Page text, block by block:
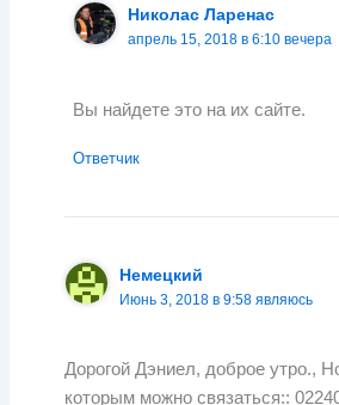
Николас Ларенас
апрель 15, 2018 в 6:10 вечера
Вы найдете это на их сайте.
Ответчик
Немецкий
Июнь 3, 2018 в 9:58 являюсь
Дорогой Дэниел, доброе утро.,
которым можно связаться::